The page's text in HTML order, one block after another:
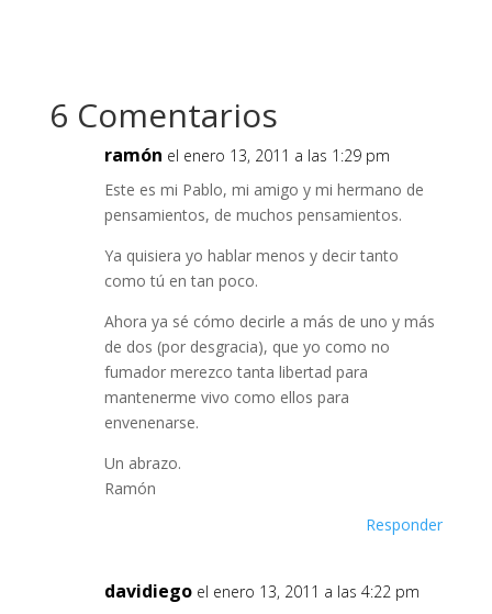
6 Comentarios
ramón el enero 13, 2011 a las 1:29 pm
Este es mi Pablo, mi amigo y mi hermano de
pensamientos, de muchos pensamientos.
Ya quisiera yo hablar menos y decir tanto
como tú en tan poco.
Ahora ya sé cómo decirle a más de uno y más
de dos (por desgracia), que yo como no
fumador merezco tanta libertad para
mantenerme vivo como ellos para
envenenarse.
Un abrazo.
Ramón
Responder
davidiego el enero 13, 2011 a las 4:22 pm